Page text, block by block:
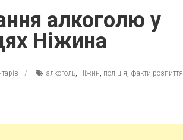
алкоголю у
Ніжина
алкоголь Ніжин поліція факти розпиття